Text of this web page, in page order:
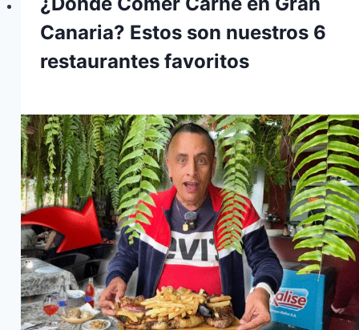
Canaria? Estos son nuestros 6
restaurantes favoritos